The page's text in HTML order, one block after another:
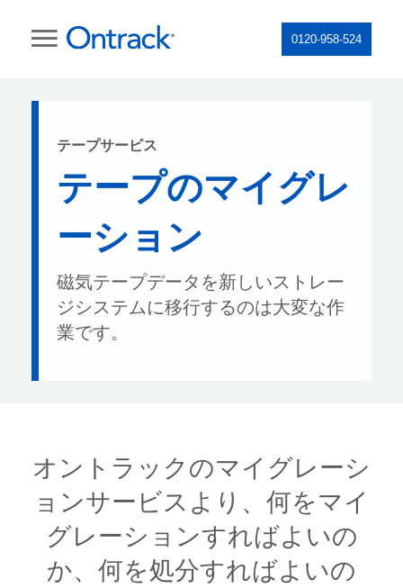
0120-958-524
テープサービス
テープのマイグレ
ーション
磁気テープデータを新しいストレー
ジシステムに移行するのは大変な作
業です。
オントラックのマイグレーシ
ョンサービスより、何をマイ
グレーションすればよいの
か、何を処分すればよいの